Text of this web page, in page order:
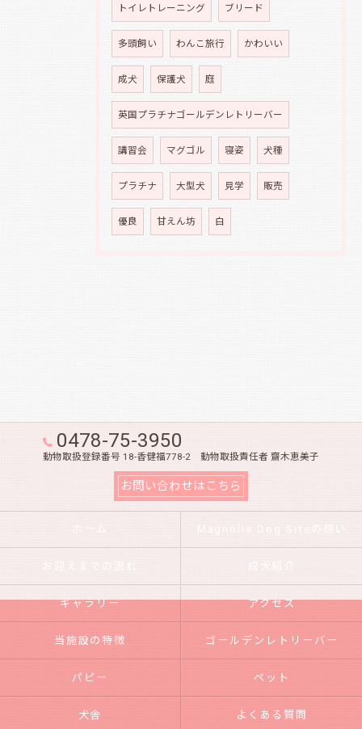
トイレトレーニング ブリード
多頭飼い わんこ旅行 かわいい
成犬 保護犬 庭
英国プラチナゴールデンレトリーバー
講習会 マグゴル 寝姿 犬種
プラチナ 大型犬 見学 販売
優良 甘えん坊 白
0478-75-3950
動物取扱登録番号 18-香健福778-2 動物取扱責任者 齋木恵美子
お問い合わせはこちら
ホーム Magnolia Dog Siteの想い
お迎えまでの流れ 成犬紹介
ギャラリー アクセス
当施設の特徴 ゴールデンレトリーバー
パピー ペット
犬舎 よくある質問